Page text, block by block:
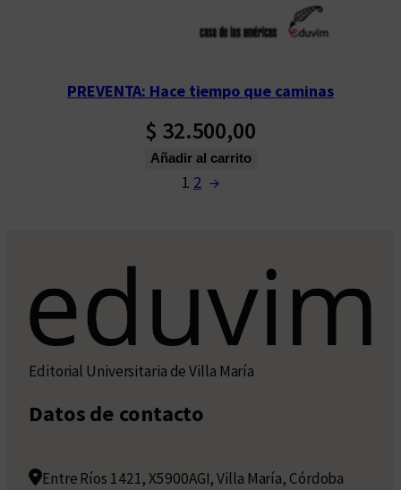
PREVENTA: Hace tiempo que caminas
$ 32.500,00
Añadir al carrito
1 2 →
Editorial Universitaria de Villa María
Datos de contacto
Entre Ríos 1421, X5900AGI, Villa María, Córdoba